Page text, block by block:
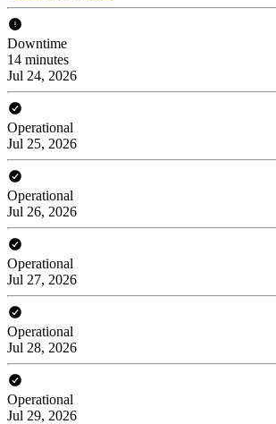
Downtime
14 minutes
Jul 24, 2026
Operational
Jul 25, 2026
Operational
Jul 26, 2026
Operational
Jul 27, 2026
Operational
Jul 28, 2026
Operational
Jul 29, 2026